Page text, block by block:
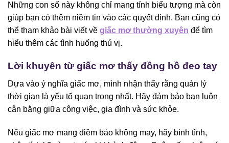
Những con số này không chỉ mang tính biểu tượng mà còn
giúp bạn có thêm niềm tin vào các quyết định. Bạn cũng có
thể tham khảo bài viết về giấc mơ thường xuyên để tìm
hiểu thêm các tình huống thú vị.
Lời khuyên từ giấc mơ thấy đồng hồ đeo tay
Dựa vào ý nghĩa giấc mơ, mình nhận thấy rằng quản lý
thời gian là yếu tố quan trọng nhất. Hãy đảm bảo bạn luôn
cân bằng giữa công việc, gia đình và sức khỏe.
Nếu giấc mơ mang điềm báo không may, hãy bình tĩnh,